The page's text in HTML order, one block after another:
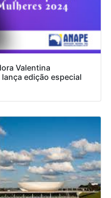
Valentina
edição especial